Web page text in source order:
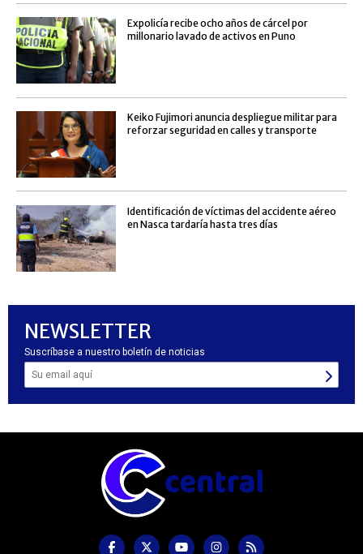
Expolicía recibe ocho años de cárcel por
millonario lavado de activos en Puno
Keiko Fujimori anuncia despliegue militar para
reforzar seguridad en calles y transporte
Identificación de víctimas del accidente aéreo
en Nasca tardaría hasta tres días
NEWSLETTER
Suscríbase a nuestro boletín de noticias